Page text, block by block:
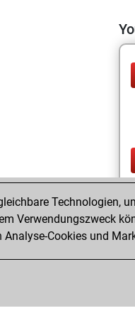
Technologien,
Verwendungszweck
Analyse-Cookies und